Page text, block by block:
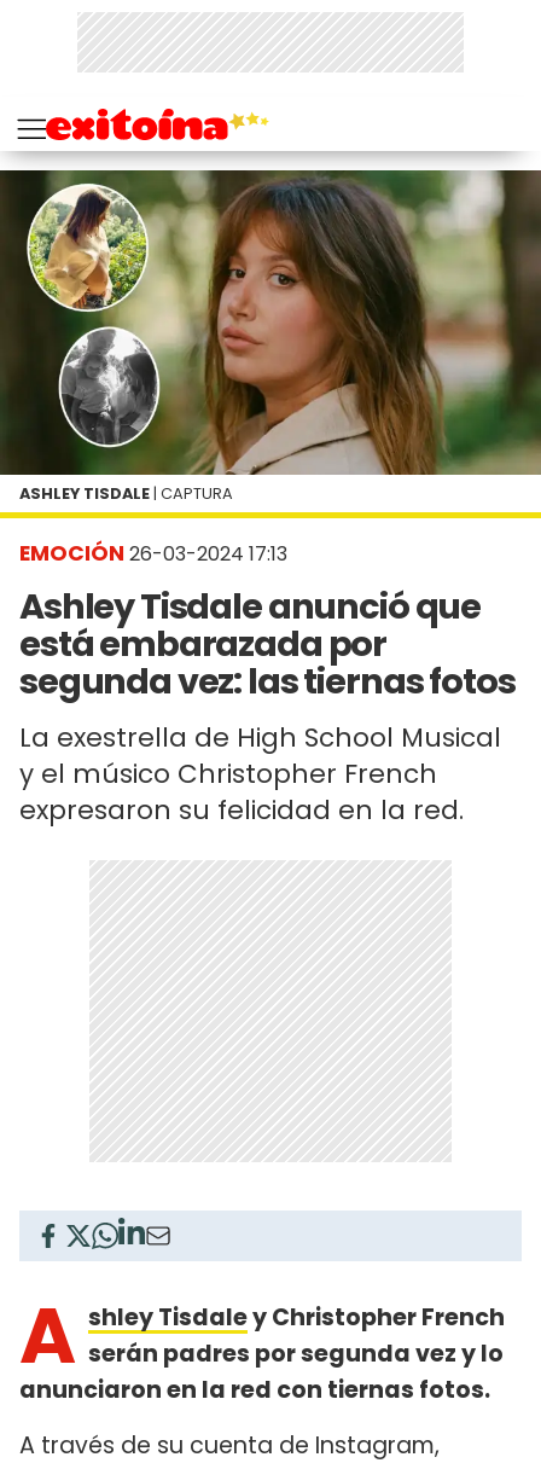
EMOCIÓN 26-03-2024 17:13
Ashley Tisdale anunció que
está embarazada por
segunda vez: las tiernas fotos
La exestrella de High School Musical
y el músico Christopher French
expresaron su felicidad en la red.
ASHLEY TISDALE | CAPTURA
A shley Tisdaley Christopher French
serán padres por segunda vez y lo
anunciaron en la red con tiernas fotos.
A través de su cuenta de Instagram,